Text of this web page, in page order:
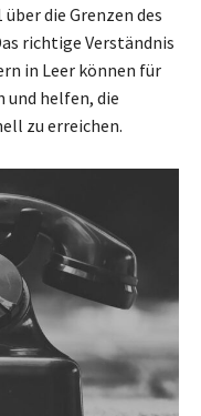
die Grenzen des
richtige Verständnis
in Leer können für
helfen, die
zu erreichen.